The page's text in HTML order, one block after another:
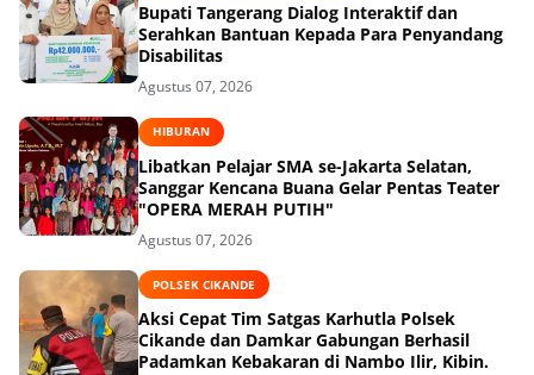
Bupati Tangerang Dialog Interaktif dan
Serahkan Bantuan Kepada Para Penyandang
Disabilitas
Agustus 07, 2026
HIBURAN
Libatkan Pelajar SMA se-Jakarta Selatan,
Sanggar Kencana Buana Gelar Pentas Teater
"OPERA MERAH PUTIH"
Agustus 07, 2026
POLSEK CIKANDE
Aksi Cepat Tim Satgas Karhutla Polsek
Cikande dan Damkar Gabungan Berhasil
Padamkan Kebakaran di Nambo Ilir, Kibin.